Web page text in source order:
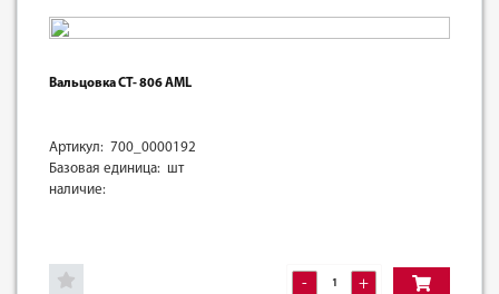
Вальцовка CТ- 806 AML
Артикул: 700_0000192
Базовая единица: шт
наличие:
- +